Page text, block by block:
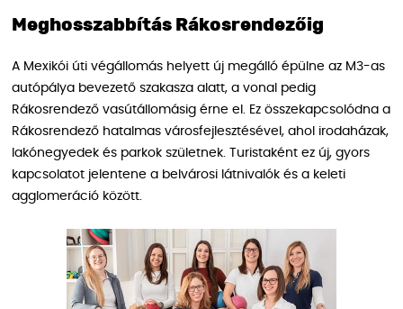
Meghosszabbítás Rákosrendezőig
A Mexikói úti végállomás helyett új megálló épülne az M3-as
autópálya bevezető szakasza alatt, a vonal pedig
Rákosrendező vasútállomásig érne el. Ez összekapcsolódna a
Rákosrendező hatalmas városfejlesztésével, ahol irodaházak,
lakónegyedek és parkok születnek. Turistaként ez új, gyors
kapcsolatot jelentene a belvárosi látnivalók és a keleti
agglomeráció között.